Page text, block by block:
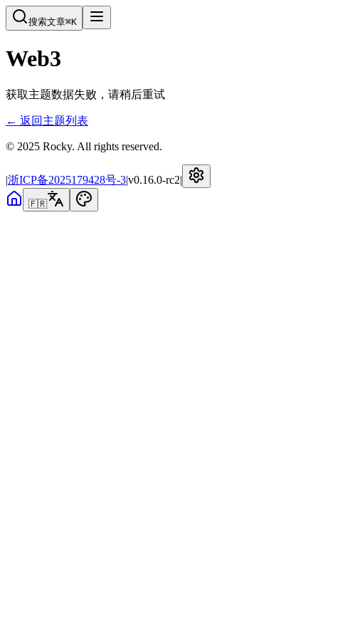
搜索文章⌘K
Web3
获取主题数据失败，请稍后重试
← 返回主题列表
© 2025 Rocky. All rights reserved.
|浙ICP备2025179428号-3|v0.16.0-rc2|
🇫🇷